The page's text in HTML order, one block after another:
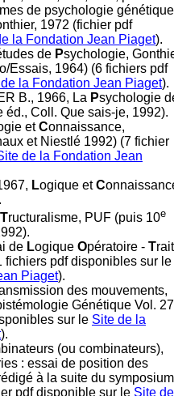
de psychologie
1972 (fichier pdf
la Fondation Jean Piaget).
de Psychologie,
Essais, 1964) (6 fichiers pdf
la Fondation Jean Piaget).
B., 1966, La Psychologie
éd., Coll. Que sais-je, 1992).
etConnaissance,
et Niestlé 1992) (7 fichier
de la Fondation Jean
Logique etC
ructuralisme, PUF (puis 10e
de Logique Opératoire - T
fichiers pdf disponibles sur le
Piaget).
des mouvements,
Génétique Vol.
sur le Site de la
).
(ou combinateurs),
: essai de position des
à la suite du symposium
pdf disponible sur le Site de